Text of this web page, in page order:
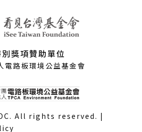
獎項贊助單位
電路板環境公益基金會
All rights reserved. |